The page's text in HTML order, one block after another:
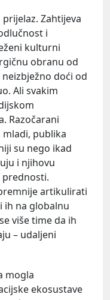
Zahtijeva
i
kulturni
obranu od
doći od
Ali svakim
Razočarani
mladi, publika
su nego ikad
i njihovu
artikulirati
ih na globalnu
više time da ih
– udaljeni
mogla
ekosustave